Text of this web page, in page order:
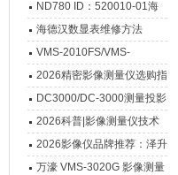
ND780 ID：520010-01海
德汉数显表故障维修内容
海德汉数显表维修方法
VMS-2010FS/VMS-
3020FS/VMS-4030FS手动
影像测量仪技术参数
2026精密影像测量仪选购指
南 靠谱品牌一站式选型推荐
DC3000/DC-3000测量投影
仪万濠数据处理器数显表故
障维修方法
2026科普|影像测量仪技术
原理、分类及选型应用
2026影像仪品牌推荐：泽升
影像测量仪选型指南
万濠 VMS-3020G 影像测量